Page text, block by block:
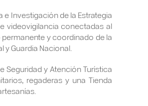
e Investigación de la Estrategia
videovigilancia conectadas al
y coordinado de la
y Guardia Nacional.
Seguridad y Atención Turística
regaderas y una Tienda